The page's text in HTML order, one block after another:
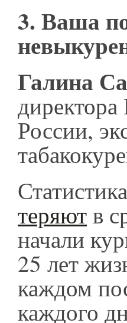
3. Ваша
Галина
России,
теряютв
начали
25 лет
каждом
каждого